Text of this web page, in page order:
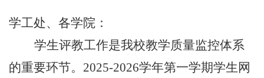
学工处、各学院：
学生评教工作是我校教学质量监控体系
的重要环节。 2025-2026学年第一学期学生网